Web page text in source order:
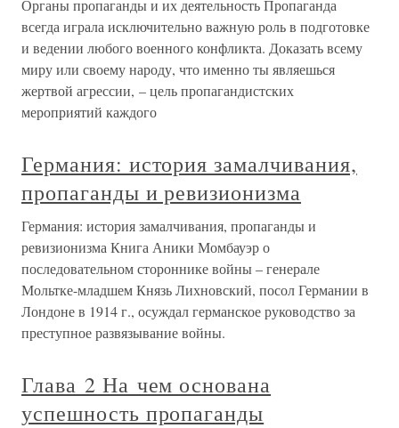
Органы пропаганды и их деятельность Пропаганда
всегда играла исключительно важную роль в подготовке
и ведении любого военного конфликта. Доказать всему
миру или своему народу, что именно ты являешься
жертвой агрессии, – цель пропагандистских
мероприятий каждого
Германия: история замалчивания,
пропаганды и ревизионизма
Германия: история замалчивания, пропаганды и
ревизионизма Книга Аники Момбауэр о
последовательном стороннике войны – генерале
Мольтке-младшем Князь Лихновский, посол Германии в
Лондоне в 1914 г., осуждал германское руководство за
преступное развязывание войны.
Глава 2 На чем основана
успешность пропаганды